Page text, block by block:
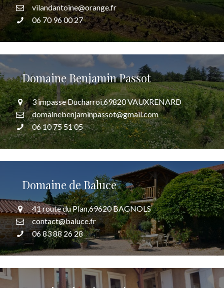
vilandantoine@orange.fr
06 70 96 00 27
Domaine Benjamin Passot
3 impasse Ducharroi,69820 VAUXRENARD
domainebenjaminpassot@gmail.com
06 10 75 51 05
Domaine de Baluce
41 route du Plan,69620 BAGNOLS
contact@baluce.fr
06 83 88 26 28